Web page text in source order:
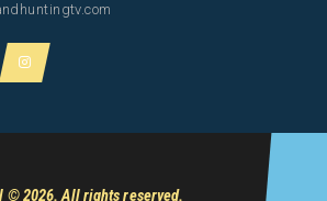
© 2026. All rights reserved.